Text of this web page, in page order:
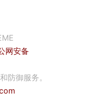
网安备
防御服务。